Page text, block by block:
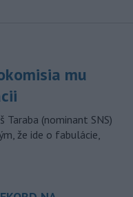
mu
(nominant SNS)
že ide o fabulácie,